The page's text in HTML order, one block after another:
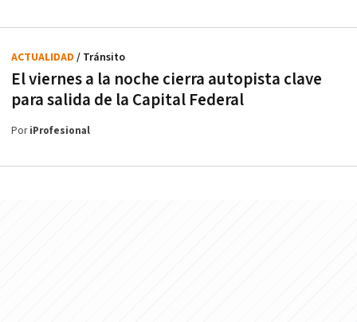
El viernes a la noche cierra autopista clave
para salida de la Capital Federal
ACTUALIDAD / Tránsito
PoriProfesional